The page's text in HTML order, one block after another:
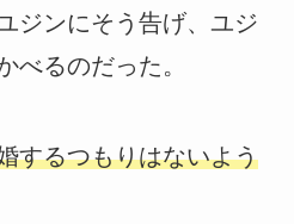
ジンにそう告げ、ユジ
べるのだった。
するつもりはないよう